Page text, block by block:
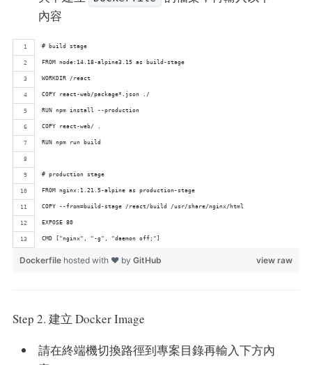
內容
# build stage
FROM node:14.18-alpine3.15 as build-stage
WORKDIR /react
COPY react-web/package*.json ./
RUN npm install --production
COPY react-web/ .
RUN npm run build
# production stage
FROM nginx:1.21.5-alpine as production-stage
COPY --from=build-stage /react/build /usr/share/nginx/html
EXPOSE 80
CMD ["nginx", "-g", "daemon off;"]
view raw
Dockerfile hosted with ❤ by GitHub
Step 2. 建立 Docker Image
請在終端機切換路徑到專案目錄再輸入下方內